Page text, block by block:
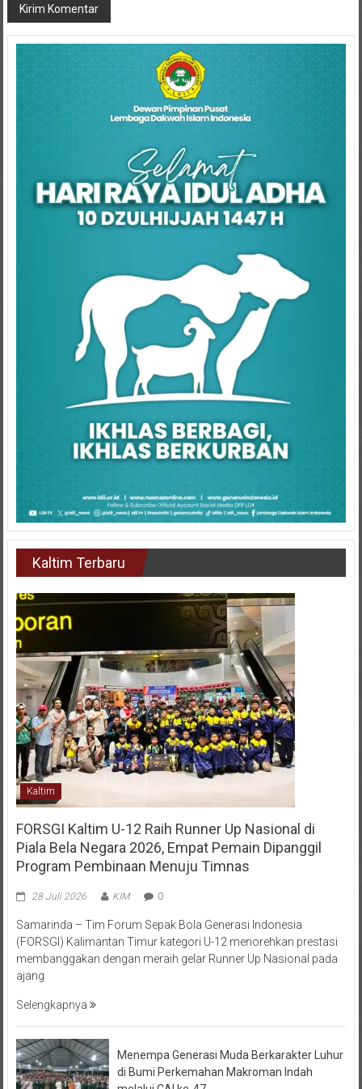
Kaltim Terbaru
Kaltim
FORSGI Kaltim U-12 Raih Runner Up Nasional di
Piala Bela Negara 2026, Empat Pemain Dipanggil
Program Pembinaan Menuju Timnas
(FORSGI) Kalimantan Timur kategori U-12 menorehkan prestasi
membanggakan dengan meraih gelar Runner Up Nasional pada
ajang
di Bumi Perkemahan Makroman Indah
melalui CAI ke-47